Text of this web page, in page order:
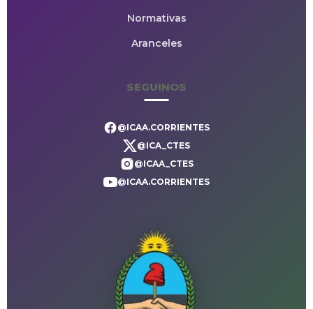
Normativas
Aranceles
SEGUINOS
@ICAA.CORRIENTES
@ICA_CTES
@ICAA_CTES
@ICAA.CORRIENTES